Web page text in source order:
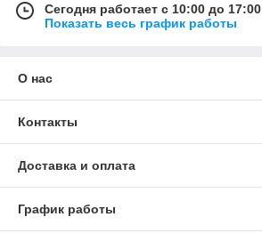
Сегодня работает с 10:00 до 17:00
Показать весь график работы
О нас
Контакты
Доставка и оплата
График работы